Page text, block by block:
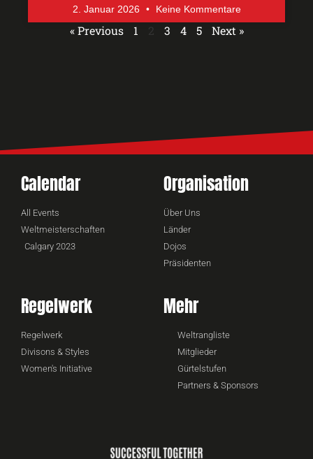
2. Januar 2026 Keine Kommentare
« Previous 1 2 3 4 5 Next »
Calendar
All Events
Weltmeisterschaften
Calgary 2023
Organisation
Über Uns
Länder
Dojos
Präsidenten
Regelwerk
Regelwerk
Divisons & Styles
Women's Initiative
Mehr
Weltrangliste
Mitglieder
Gürtelstufen
Partners & Sponsors